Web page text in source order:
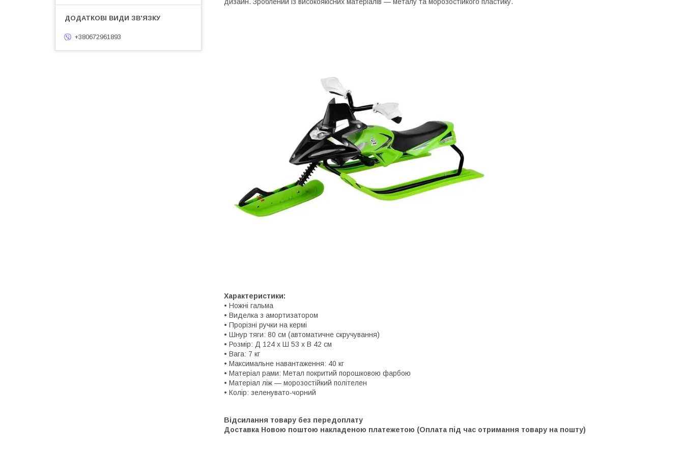
Характеристики:
• Ножні гальма
• Виделка з амортизатором
• Прорізні ручки на кермі
• Шнур тяги: 80 см (автоматичне скручування)
• Розмір: Д 124 х Ш 53 х В 42 см
• Вага: 7 кг
• Максимальне навантаження: 40 кг
• Матеріал рами: Метал покритий порошковою фарбою
• Матеріал ліж — морозостійкий політелен
• Колір: зеленувато-чорний
Відсилання товару без передоплату
Доставка Новою поштою накладеною платежетою (Оплата під час отримання товару на пошту)
+380672961893